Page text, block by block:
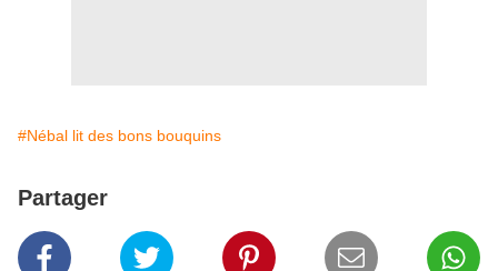
#Nébal lit des bons bouquins
Partager